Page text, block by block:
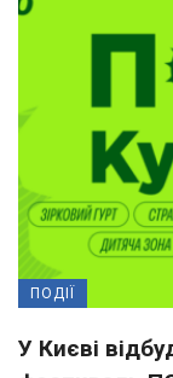
ПОДІЇ
У Києві